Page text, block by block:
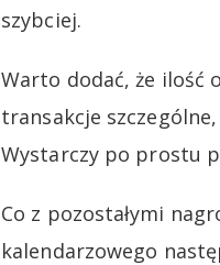
szybciej.
Warto dodać, że ilość
transakcje
Wystarczy po prostu
Co z pozostałymi
kalendarzowego